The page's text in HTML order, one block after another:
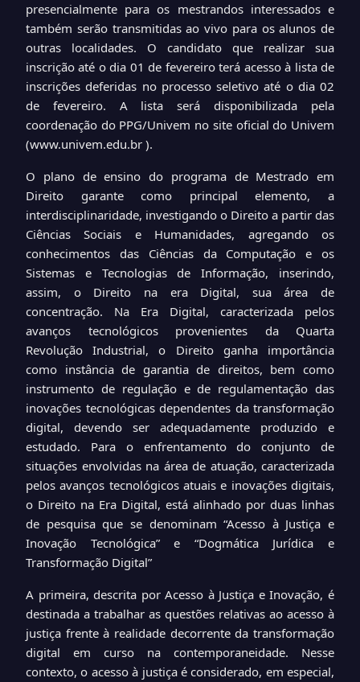
presencialmente para os mestrandos interessados e
também serão transmitidas ao vivo para os alunos de
outras localidades. O candidato que realizar sua
inscrição até o dia 01 de fevereiro terá acesso à lista de
inscrições deferidas no processo seletivo até o dia 02
de fevereiro. A lista será disponibilizada pela
coordenação do PPG/Univem no site oficial do Univem
(www.univem.edu.br ).
O plano de ensino do programa de Mestrado em
Direito garante como principal elemento, a
interdisciplinaridade, investigando o Direito a partir das
Ciências Sociais e Humanidades, agregando os
conhecimentos das Ciências da Computação e os
Sistemas e Tecnologias de Informação, inserindo,
assim, o Direito na era Digital, sua área de
concentração. Na Era Digital, caracterizada pelos
avanços tecnológicos provenientes da Quarta
Revolução Industrial, o Direito ganha importância
como instância de garantia de direitos, bem como
instrumento de regulação e de regulamentação das
inovações tecnológicas dependentes da transformação
digital, devendo ser adequadamente produzido e
estudado.
Para o enfrentamento do conjunto de
situações envolvidas na área de atuação, caracterizada
pelos avanços tecnológicos atuais e inovações digitais,
o Direito na Era Digital, está alinhado por duas linhas
de pesquisa que se denominam “Acesso à Justiça e
Inovação Tecnológica” e “Dogmática Jurídica e
Transformação Digital”
A primeira, descrita por Acesso à Justiça e Inovação, é
destinada a trabalhar as questões relativas ao acesso à
justiça frente à realidade decorrente da transformação
digital em curso na contemporaneidade. Nesse
contexto, o acesso à justiça é considerado, em especial,